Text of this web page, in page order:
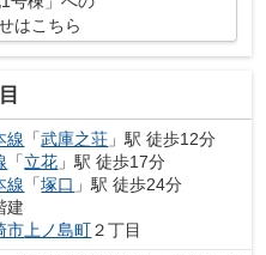
はこちら
線 「武庫之荘 」駅 徒歩12分
「立花 」駅 徒歩17分
線 「塚口 」駅 徒歩24分
建
市 上ノ島町２丁目